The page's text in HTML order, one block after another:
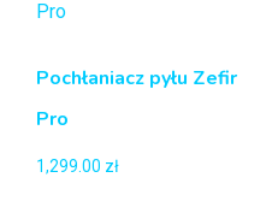
Pochłaniacz pyłu Zefir
Pro
1,299.00 zł